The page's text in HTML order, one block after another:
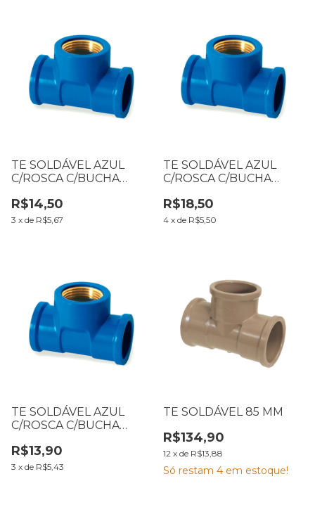
TE SOLDÁVEL AZUL
C/ROSCA C/BUCHA
1/2
R$14,50
3 x de R$5,67
TE SOLDÁVEL AZUL
C/ROSCA C/BUCHA
R$18,50
4 x de R$5,50
TE SOLDÁVEL AZUL
C/ROSCA C/BUCHA
R$13,90
3 x de R$5,43
TE SOLDÁVEL 85 MM
R$134,90
12 x de R$13,88
Só restam 4 em estoque!